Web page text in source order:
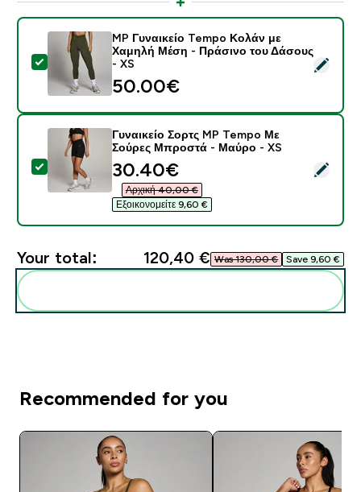
Select this product - MP Γυναικείο Tempo Κολάν με
MP Γυναικείο Tempo Κολάν με
Χαμηλή Μέση - Πράσινο του Δάσους
- XS
50.00€‎
Select this product - Γυναικείο Σορτς MP Tempo
Γυναικείο Σορτς MP Tempo Με
Σούρες Μπροστά - Μαύρο - XS
discounted price
30.40€‎
Αρχική 40,00 €‎
Εξοικονομείτε 9,60 €‎
Your total: 120,40 €‎ Was 130,00 €‎ Save 9,60 €‎
Recommended for you